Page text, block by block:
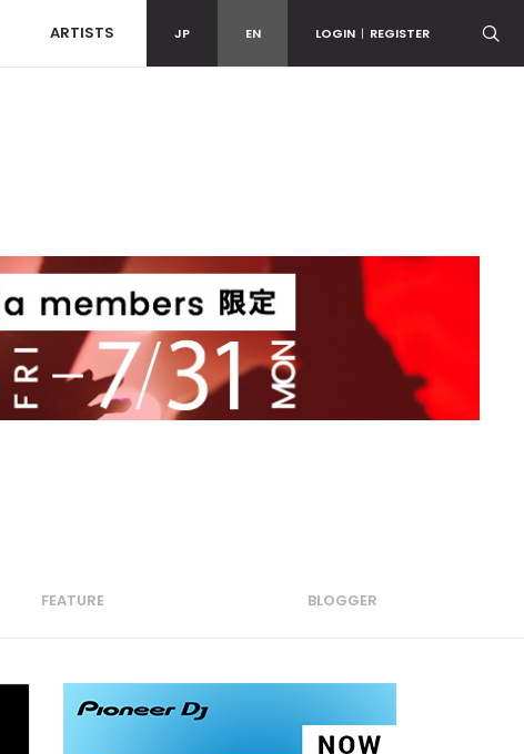
ARTISTS JP EN LOGIN | REGISTER
FEATURE BLOGGER